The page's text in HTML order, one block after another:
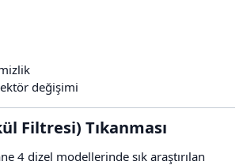
değişimi
Filtresi) Tıkanması​
4 dizel modellerinde sık araştırılan